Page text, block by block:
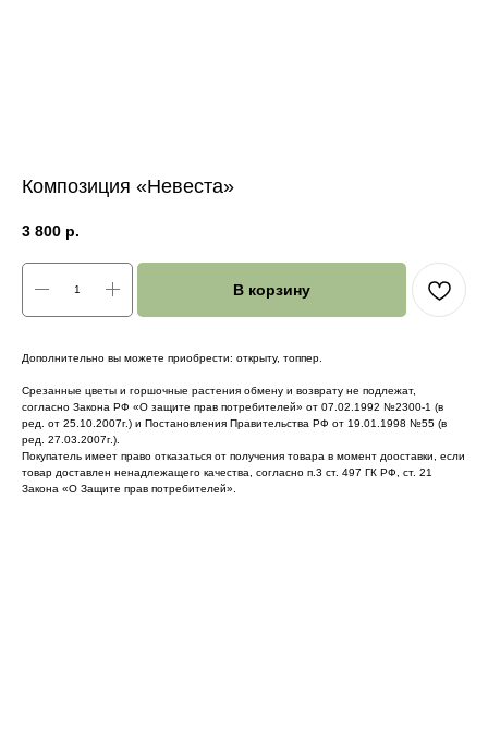
Композиция «Невеста»
3 800 р.
В корзину
Дополнительно вы можете приобрести: открыту, топпер.
Срезанные цветы и горшочные растения обмену и возврату не подлежат,
согласно Закона РФ «О защите прав потребителей» от 07.02.1992 №2300-1 (в
ред. от 25.10.2007г.) и Постановления Правительства РФ от 19.01.1998 №55 (в
ред. 27.03.2007г.).
Покупатель имеет право отказаться от получения товара в момент дооставки, если
товар доставлен ненадлежащего качества, согласно п.3 ст. 497 ГК РФ, ст. 21
Закона «О Защите прав потребителей».